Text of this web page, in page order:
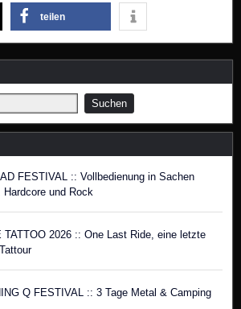
teilen
FESTIVAL :: Vollbedienung in Sachen
Hardcore und Rock
TATTOO 2026 :: One Last Ride, eine letzte
Q FESTIVAL :: 3 Tage Metal & Camping